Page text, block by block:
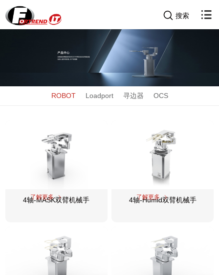
搜索
ROBOT Loadport 寻边器 OCS
4轴-MASK双臂机械手
了解更多 4轴-Humid双臂机械手
了解更多